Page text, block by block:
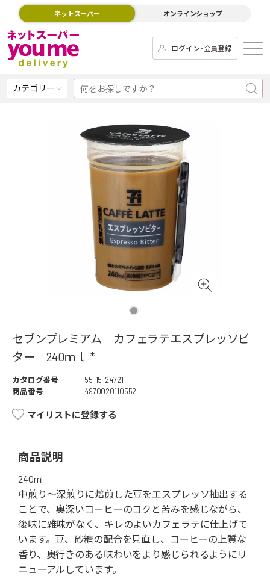
ネットスーパー オンラインショップ
ログイン･会員登録
カテゴリー
セブンプレミアム カフェラテエスプレッソビ
ター 240ｍｌ *
カタログ番号
55-15-24721
商品番号
4970020110552
マイリストに登録する
商品説明
240ml
中煎り～深煎りに焙煎した豆をエスプレッソ抽出する
ことで、奥深いコーヒーのコクと苦みを感じながら、
後味に雑味がなく、キレのよいカフェラテに仕上げて
います。豆、砂糖の配合を見直し、コーヒーの上質な
香り、奥行きのある味わいをより感じられるようにリ
ニューアルしています。